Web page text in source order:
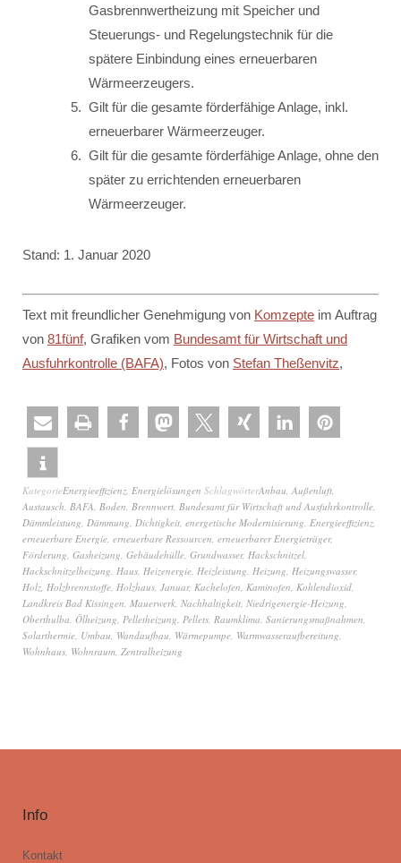
Gasbrennwertheizung mit Speicher und
Steuerungs- und Regelungstechnik für die
spätere Einbindung eines erneuerbaren
Wärmeerzeugers.
Gilt für die gesamte förderfähige Anlage, inkl.
erneuerbarer Wärmeerzeuger.
Gilt für die gesamte förderfähige Anlage, ohne den
später zu errichtenden erneuerbaren
Wärmeerzeuger.
Stand: 1. Januar 2020
Text mit freundlicher Genehmigung von Komzepte im Auftrag
von 81fünf, Grafiken vom Bundesamt für Wirtschaft und
Ausfuhrkontrolle (BAFA), Fotos von Stefan Theßenvitz,
KategorieEnergieeffizienz Energielösungen SchlagwörterAnbau Außenluft
Austausch BAFA Boden Brennwert Bundesamt für Wirtschaft und Ausfuhrkontrolle
Dämmleistung Dämmung Dichtigkeit energetische Modernisierung Energieeffizienz
erneuerbare Energie erneuerbare Ressourcen erneuerbarer Energieträger,
Förderung Gasheizung Gebäudehülle Grundwasser, Hackschnitzel
Hackschnitzelheizung Haus Heizenergie Heizleistung Heizung Heizungswasser,
Holz Holzbrennstoffe Holzhaus Januar, Kachelofen Kaminofen Kohlendioxid
Landkreis Bad Kissingen Mauerwerk Nachhaltigkeit Niedrigenergie-Heizung
Oberthulba Ölheizung Pelletheizung Pellets Raumklima Sanierungsmaßnahmen
Solarthermie Umbau Wandaufbau Wärmepumpe Warmwasseraufbereitung
Wohnhaus Wohnraum Zentralheizung
Info
Kontakt